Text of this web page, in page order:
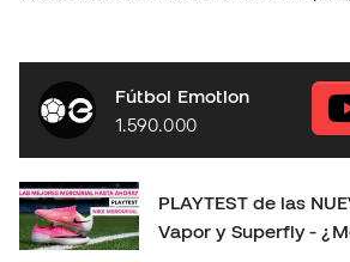
respecto a la generación anterior. En este playtest
analizamos: 👟 Ajuste y comodidad.
el balón. 🚀 Tracción, aceleración y
Todas las novedades de esta nueva
¿Merecen la pena? ¿Cuál elegir: Vapor
Déjanos en los comentarios tu opinión:
Mercurial Vapor o de Mercurial Superfly? 👇
Fútbol Emotion
1.590.000
PLAYTEST de las
Vapor y Superfly -